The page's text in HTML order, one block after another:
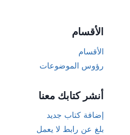
الأقسام
الأقسام
رؤوس الموضوعات
أنشر كتابك معنا
إضافة كتاب جديد
بلغ عن رابط لا يعمل